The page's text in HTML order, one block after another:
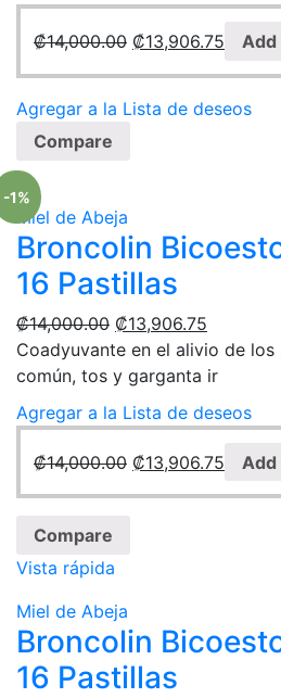
₡14,000.00 ₡13,906.75 Add
Agregar a la Lista de deseos
Compare
-1%
Miel de Abeja
Broncolin
16 Pastillas
₡14,000.00 ₡13,906.75
Coadyuvante en el alivio de
común, tos y garganta ir
Agregar a la Lista de deseos
₡14,000.00 ₡13,906.75
Compare
Vista rápida
Miel de Abeja
Broncolin
16 Pastillas